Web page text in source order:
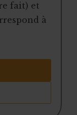
fait) et
à